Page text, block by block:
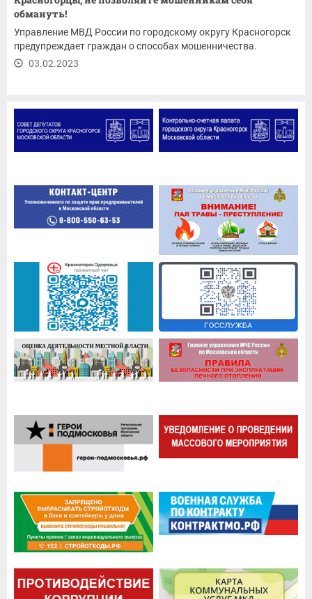
обмануть!
Управление МВД России по городскому округу Красногорск
предупреждает граждан о способах мошенничества.
03.02.2023